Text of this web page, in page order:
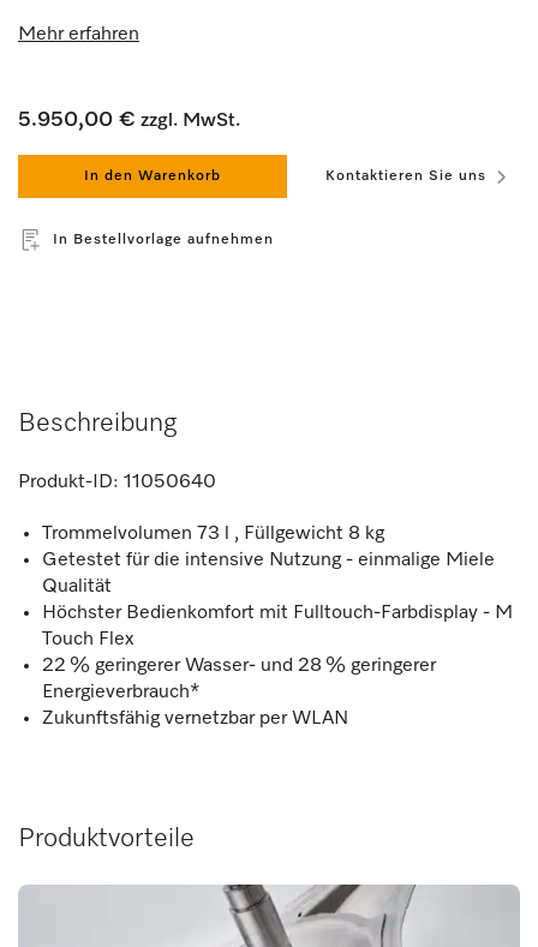
Mehr erfahren
5.950,00 € zzgl. MwSt.
In den Warenkorb Kontaktieren Sie uns
In Bestellvorlage aufnehmen
Beschreibung
Produkt-ID: 11050640
Trommelvolumen 73 l , Füllgewicht 8 kg
Getestet für die intensive Nutzung - einmalige Miele
Qualität
Höchster Bedienkomfort mit Fulltouch-Farbdisplay - M
Touch Flex
22 % geringerer Wasser- und 28 % geringerer
Energieverbrauch*
Zukunftsfähig vernetzbar per WLAN
Produktvorteile